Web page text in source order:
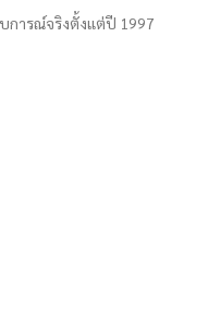
บการณ์จริงตั้งแต่ปี 1997